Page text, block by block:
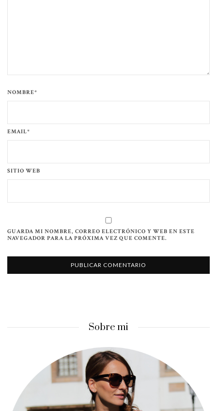
NOMBRE*
EMAIL*
SITIO WEB
GUARDA MI NOMBRE, CORREO ELECTRÓNICO Y WEB EN ESTE
NAVEGADOR PARA LA PRÓXIMA VEZ QUE COMENTE.
Sobre mi